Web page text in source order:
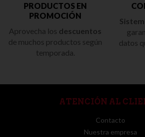
PRODUCTOS EN
PROMOCIÓN
Aprovecha los descuentos
de muchos productos según
temporada.
datos
ATENCIÓN AL
Contacto
Nuestra empresa